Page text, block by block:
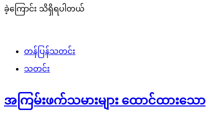
ခဲ့ကြောင်း သိရှိရပါတယ်
တန်ပြန်သတင်း
သတင်း
အကြမ်းဖက်သမားများ ‌ထောင်ထားသော